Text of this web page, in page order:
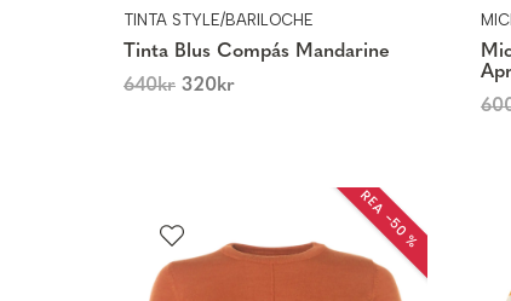
TINTA STYLE/BARILOCHE
Tinta Blus Compás Mandarine
640kr 320kr
REA −50 %